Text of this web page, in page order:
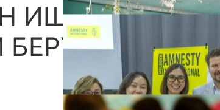
ИШИ
МЕНЕН